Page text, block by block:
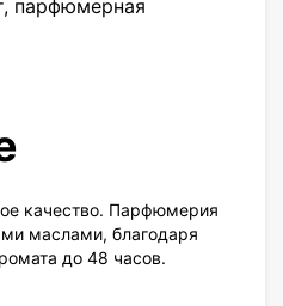
парфюмерная
качество. Парфюмерия
маслами, благодаря
до 48 часов.